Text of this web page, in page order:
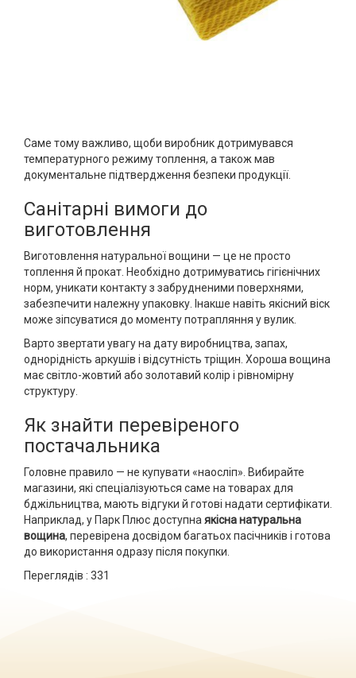
Саме тому важливо, щоби виробник дотримувався
температурного режиму топлення, а також мав
документальне підтвердження безпеки продукції.
Санітарні вимоги до
виготовлення
Виготовлення натуральної вощини — це не просто
топлення й прокат. Необхідно дотримуватись гігієнічних
норм, уникати контакту з забрудненими поверхнями,
забезпечити належну упаковку. Інакше навіть якісний віск
може зіпсуватися до моменту потрапляння у вулик.
Варто звертати увагу на дату виробництва, запах,
однорідність аркушів і відсутність тріщин. Хороша вощина
має світло-жовтий або золотавий колір і рівномірну
структуру.
Як знайти перевіреного
постачальника
Головне правило — не купувати «наосліп». Вибирайте
магазини, які спеціалізуються саме на товарах для
бджільництва, мають відгуки й готові надати сертифікати.
Наприклад, у Парк Плюс доступна якісна натуральна
вощина, перевірена досвідом багатьох пасічників і готова
до використання одразу після покупки.
Переглядів : 331